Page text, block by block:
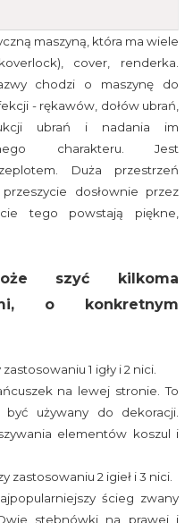
maszyną, która ma wiele
cover, renderka.
chodzi o maszynę do
- rękawów, dołów ubrań,
ubrań i nadania im
charakteru. Jest
Duża przestrzeń
dosłownie przez
tego powstają piękne,
szyć kilkoma
o konkretnym
zastosowaniu 1 igły i 2 nici.
na lewej stronie. To
być używany do dekoracji.
elementów koszul i
zastosowaniu 2 igieł i 3 nici.
ścieg zwany
stebnówki na prawej i